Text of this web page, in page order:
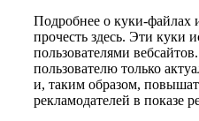
Подробнее о куки-файлах
прочесть здесь. Эти куки
пользователями
пользователю только
и, таким образом,
рекламодателей в показе